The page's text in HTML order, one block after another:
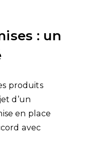
: un
produits
d’un
en place
avec